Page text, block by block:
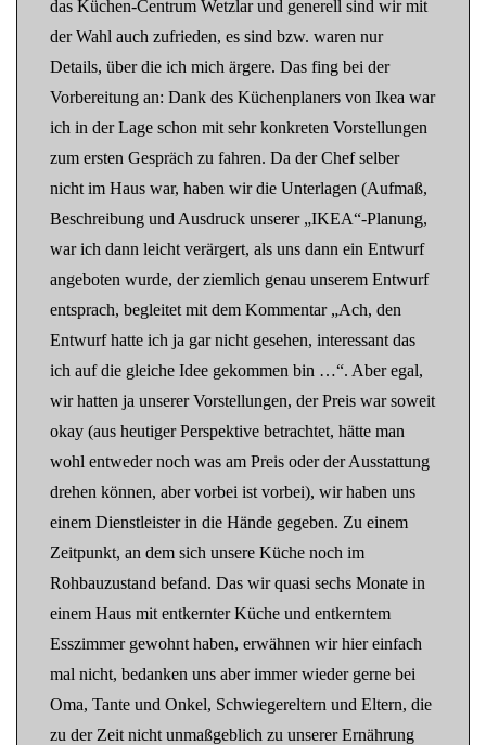
das Küchen-Centrum Wetzlar und generell sind wir mit
der Wahl auch zufrieden, es sind bzw. waren nur
Details, über die ich mich ärgere. Das fing bei der
Vorbereitung an: Dank des Küchenplaners von Ikea war
ich in der Lage schon mit sehr konkreten Vorstellungen
zum ersten Gespräch zu fahren. Da der Chef selber
nicht im Haus war, haben wir die Unterlagen (Aufmaß,
Beschreibung und Ausdruck unserer „IKEA“-Planung,
war ich dann leicht verärgert, als uns dann ein Entwurf
angeboten wurde, der ziemlich genau unserem Entwurf
entsprach, begleitet mit dem Kommentar „Ach, den
Entwurf hatte ich ja gar nicht gesehen, interessant das
ich auf die gleiche Idee gekommen bin …“. Aber egal,
wir hatten ja unserer Vorstellungen, der Preis war soweit
okay (aus heutiger Perspektive betrachtet, hätte man
wohl entweder noch was am Preis oder der Ausstattung
drehen können, aber vorbei ist vorbei), wir haben uns
einem Dienstleister in die Hände gegeben. Zu einem
Zeitpunkt, an dem sich unsere Küche noch im
Rohbauzustand befand. Das wir quasi sechs Monate in
einem Haus mit entkernter Küche und entkerntem
Esszimmer gewohnt haben, erwähnen wir hier einfach
mal nicht, bedanken uns aber immer wieder gerne bei
Oma, Tante und Onkel, Schwiegereltern und Eltern, die
zu der Zeit nicht unmaßgeblich zu unserer Ernährung